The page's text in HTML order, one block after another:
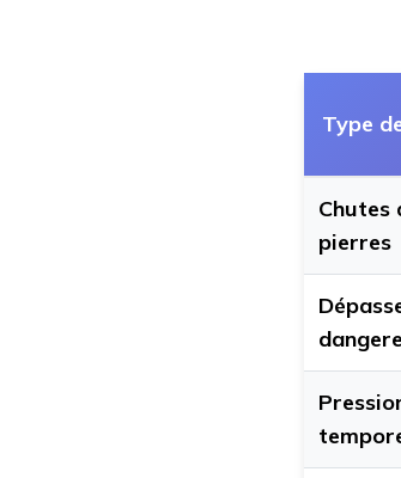
Type
Chutes
pierres